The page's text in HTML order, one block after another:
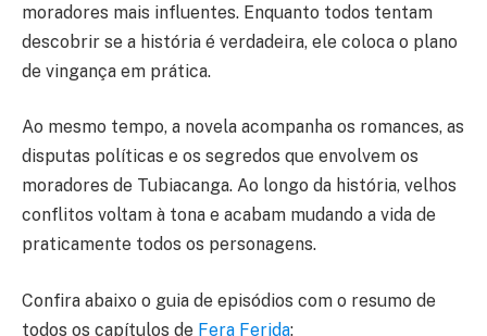
moradores mais influentes. Enquanto todos tentam
descobrir se a história é verdadeira, ele coloca o plano
de vingança em prática.
Ao mesmo tempo, a novela acompanha os romances, as
disputas políticas e os segredos que envolvem os
moradores de Tubiacanga. Ao longo da história, velhos
conflitos voltam à tona e acabam mudando a vida de
praticamente todos os personagens.
Confira abaixo o guia de episódios com o resumo de
todos os capítulos de Fera Ferida: